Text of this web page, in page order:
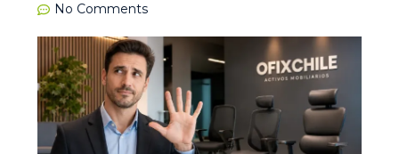
No Comments